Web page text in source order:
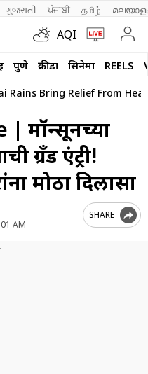
ગુજરાતી ਪੰਜਾਬੀ தமிழ்
AQI
पुणे क्रीडा सिनेमा REELS
Rains Bring Relief From
मॉन्सूनच्या
ग्रँड एंट्री!
मोठा दिलासा
AM
SHARE